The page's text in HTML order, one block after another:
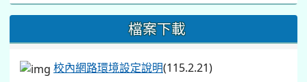
檔案下載
校內網路環境設定說明(115.2.21)